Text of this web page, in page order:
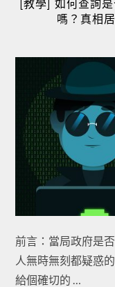
[教學] 如何查詢
嗎？真相
前言：當局政府是
人無時無刻都疑惑
給個確切的 …